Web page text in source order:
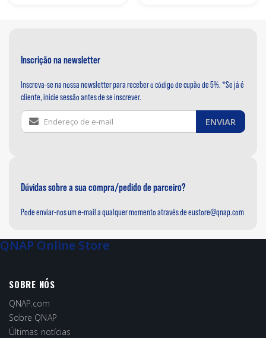
Inscrição na newsletter
Inscreva-se na nossa newsletter para receber o código de cupão de 5%. *Se já é
cliente, inicie sessão antes de se inscrever.
Inscreva-
se
ENVIAR
Dúvidas sobre a sua compra/pedido de parceiro?
Pode enviar-nos um e-mail a qualquer momento através deeustore@qnap.com
QNAP Online Store
SOBRE NÓS
QNAP.com
Sobre QNAP
Últimas notícias